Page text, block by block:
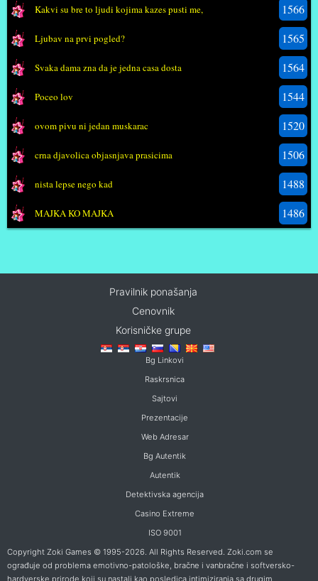
Kakvi su bre to ljudi kojima kazes pusti me, 1566
Ljubav na prvi pogled? 1565
Svaka dama zna da je jedna casa dosta 1564
Poceo lov 1544
ovom pivu ni jedan muskarac 1520
crna djavolica objasnjava prasicima 1506
nista lepse nego kad 1488
MAJKA KO MAJKA 1486
Pravilnik ponašanja
Cenovnik
Korisničke grupe
Bg Linkovi
Raskrsnica
Sajtovi
Prezentacije
Web Adresar
Bg Autentik
Autentik
Detektivska agencija
Casino Extreme
ISO 9001
Copyright Zoki Games © 1995-2026. All Rights Reserved. Zoki.com se
ograđuje od problema emotivno-patološke, bračne i vanbračne i softversko-
hardverske prirode koji su nastali kao posledica intimiziranja sa drugim